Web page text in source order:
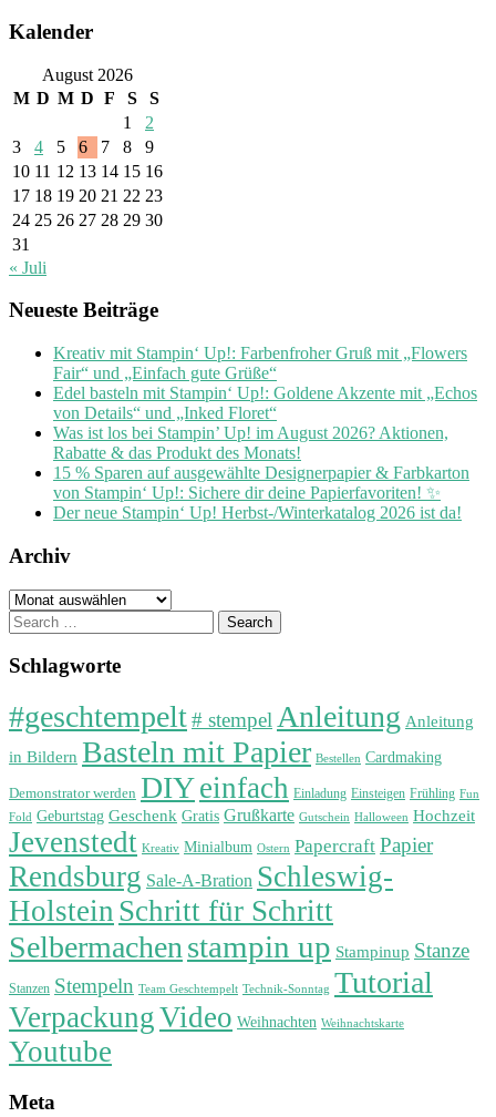
Kalender
August 2026
M D M D F S
S
1
2
3
4 5 6 7 8
9
10 11 12 13 14 15 16
17 18 19 20 21 22 23
24 25 26 27 28 29 30
31
« Juli
Neueste Beiträge
Kreativ mit Stampin‘ Up!: Farbenfroher Gruß mit „Flowers
Fair“ und „Einfach gute Grüße“
Edel basteln mit Stampin‘ Up!: Goldene Akzente mit „Echos
von Details“ und „Inked Floret“
Was ist los bei Stampin’ Up! im August 2026? Aktionen,
Rabatte & das Produkt des Monats!
15 % Sparen auf ausgewählte Designerpapier & Farbkarton
von Stampin‘ Up!: Sichere dir deine Papierfavoriten! ✨
Der neue Stampin‘ Up! Herbst-/Winterkatalog 2026 ist da!
Archiv
Archiv
Search
for:
Schlagworte
#geschtempelt# stempel Anleitung Anleitung
in Bildern Basteln mit Papier Bestellen Cardmaking
Demonstrator werden DIYeinfach Einladung Einsteigen Frühling Fun
Fold Geburtstag Geschenk Gratis Grußkarte Gutschein Halloween Hochzeit
Jevenstedt Kreativ Minialbum Ostern Papercraft Papier
Rendsburg Sale-A-Bration Schleswig-
Holstein Schritt für Schritt
Selbermachen stampin up Stampinup Stanze
Stanzen Stempeln Team Geschtempelt Technik-Sonntag Tutorial
VerpackungVideo Weihnachten Weihnachtskarte
Youtube
Meta